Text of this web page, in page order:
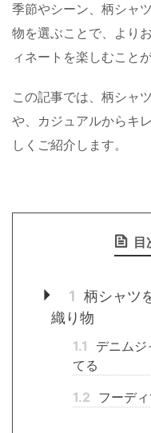
季節やシーン、柄シャ
物を選ぶことで、より
ィネートを楽しむこと
この記事では、柄シャ
や、カジュアルからキ
しくご紹介します。
目
1 柄シャツ
織り物
1.1
デニム
てる
1.2 フーデ